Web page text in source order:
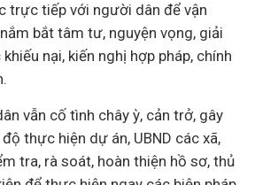
trực tiếp với người dân để vận
bắt tâm tư, nguyện vọng, giải
nại, kiến nghị hợp pháp, chính
vẫn cố tình chây ỳ, cản trở, gây
thực hiện dự án, UBND các xã,
tra, rà soát, hoàn thiện hồ sơ, thủ